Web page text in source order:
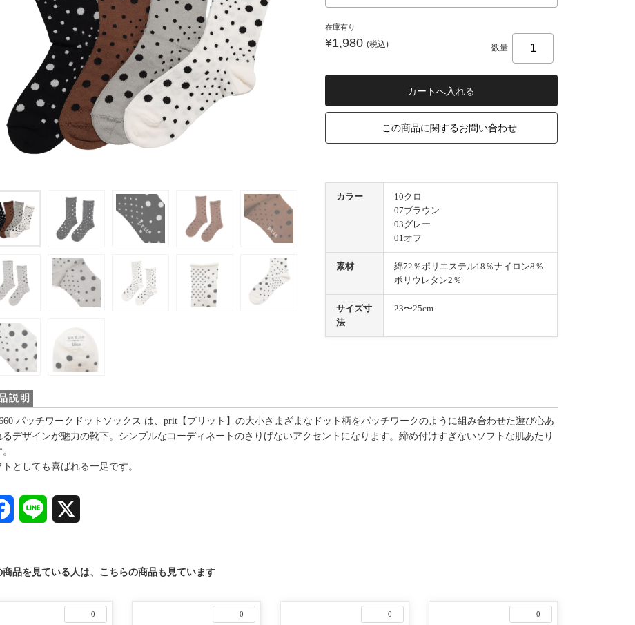
在庫有り
¥1,980 (税込) 数量
この商品に関するお問い合わせ
カラー
10クロ
07ブラウン
03グレー
01オフ
素材
綿72％ポリエステル18％ナイロン8％
ポリウレタン2％
サイズ寸
法
23〜25cm
説明
パッチワークドットソックス は、prit【プリット】の大小さまざまなドット柄をパッチワークのように組み合わせた遊び心あ
るデザインが魅力の靴下。シンプルなコーディネートのさりげないアクセントになります。締め付けすぎないソフトな肌あたり
トとしても喜ばれる一足です。
FacebookLine
商品を見ている人は、こちらの商品も見ています
0 0 0 0